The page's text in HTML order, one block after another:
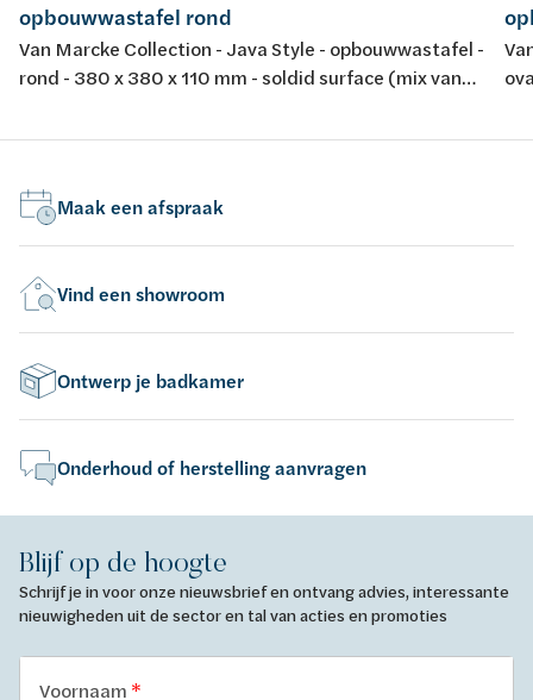
opbouwwastafel rond
Van Marcke Collection - Java Style - opbouwwastafel -
rond - 380 x 380 x 110 mm - soldid surface (mix van
wit
Maak een afspraak
Vind een showroom
Ontwerp je badkamer
Onderhoud of herstelling aanvragen
Blijf op de hoogte
Schrijf je in voor onze nieuwsbrief en ontvang advies, interessante
nieuwigheden uit de sector en tal van acties en promoties
Voornaam